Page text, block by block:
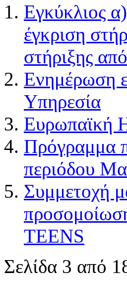
Εγκύκλιος
έγκριση
στήριξης
Ενημέρωση
Υπηρεσία
Ευρωπαϊκή
Πρόγραμμα
περιόδου
Συμμετοχή
TEENS
Σελίδα 3 από